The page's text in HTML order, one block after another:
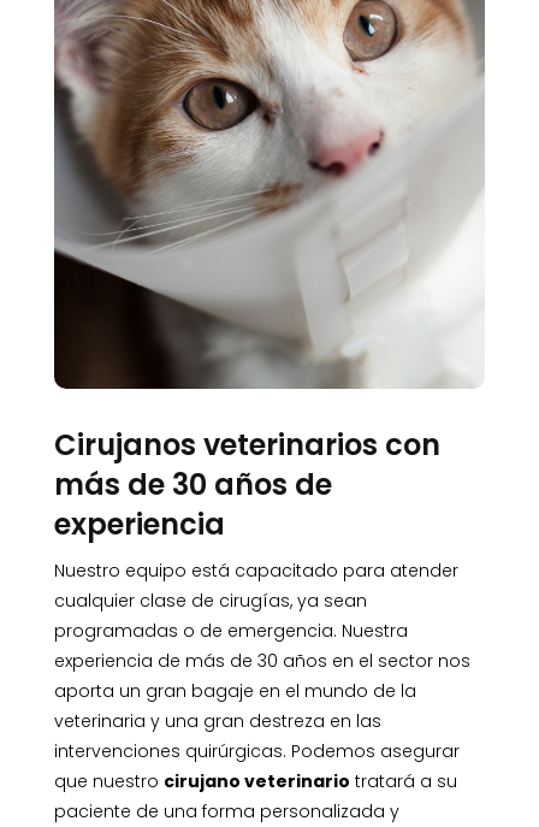
Cirujanos veterinarios con
más de 30 años de
experiencia
Nuestro equipo está capacitado para atender
cualquier clase de cirugías, ya sean
programadas o de emergencia. Nuestra
experiencia de más de 30 años en el sector nos
aporta un gran bagaje en el mundo de la
veterinaria y una gran destreza en las
intervenciones quirúrgicas. Podemos asegurar
que nuestro cirujano veterinario tratará a su
paciente de una forma personalizada y